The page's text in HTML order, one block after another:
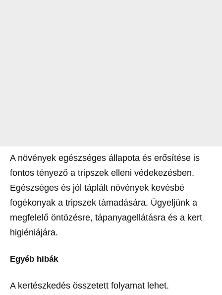
A növények egészséges állapota és erősítése is
fontos tényező a tripszek elleni védekezésben.
Egészséges és jól táplált növények kevésbé
fogékonyak a tripszek támadására. Ügyeljünk a
megfelelő öntözésre, tápanyagellátásra és a kert
higiéniájára.
Egyéb hibák
A kertészkedés összetett folyamat lehet.